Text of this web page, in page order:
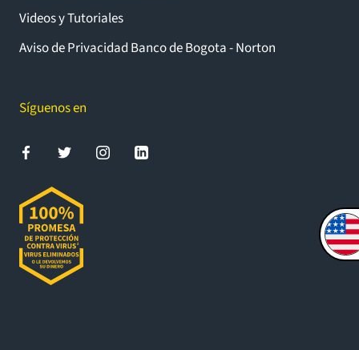
Videos y Tutoriales
Aviso de Privacidad Banco de Bogota - Norton
Síguenos en